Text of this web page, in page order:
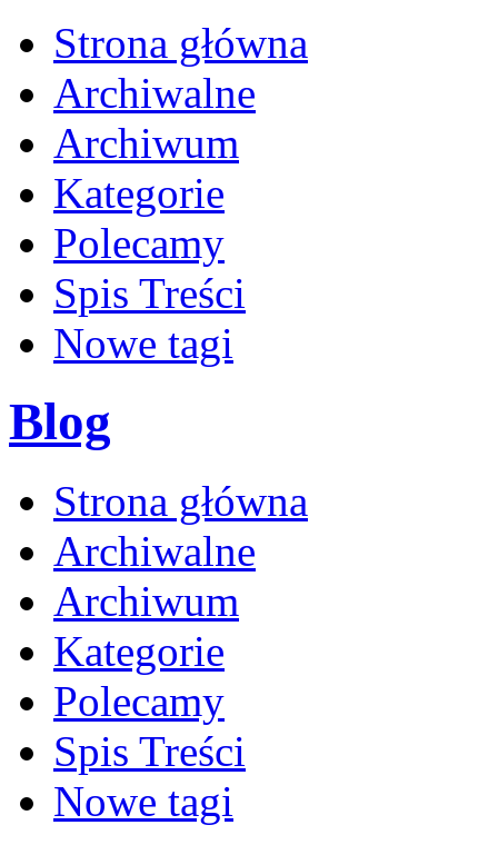
Strona główna
Archiwalne
Archiwum
Kategorie
Polecamy
Spis Treści
Nowe tagi
Blog
Strona główna
Archiwalne
Archiwum
Kategorie
Polecamy
Spis Treści
Nowe tagi